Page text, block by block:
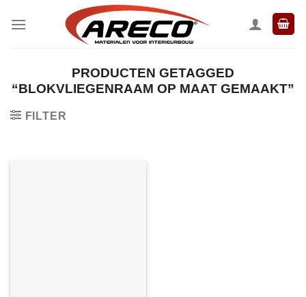
naar
PRODUCTEN GETAGGED
“BLOKVLIEGENRAAM OP MAAT GEMAAKT”
FILTER